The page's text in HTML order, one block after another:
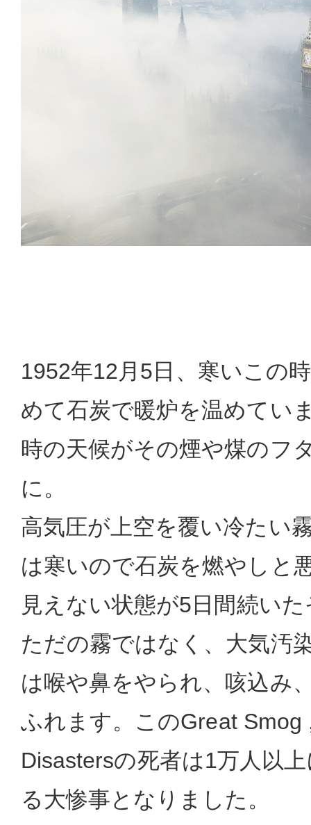
1952年12月5日、寒いこの
めて石炭で暖炉を温めてい
時の天候がその煙や煤のフ
に。
高気圧が上空を覆い冷たい
は寒いので石炭を燃やしと
見えない状態が5日間続い
ただの霧ではなく、大気汚
は喉や鼻をやられ、咳込み
ふれます。このGreat Smog
Disastersの死者は1万人以
る大惨事となりました。